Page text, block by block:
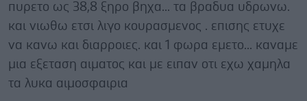
πυρετο ως 38,8 ξηρο βηχα... τα βραδυα υδρωνω.
και νιωθω ετσι λιγο κουρασμενος . επισης ετυχε
να κανω και διαρροιες. και 1 φωρα εμετο... καναμε
μια εξεταση αιματος και με ειπαν οτι εχω χαμηλα
τα λυκα αιμοσφαιρια